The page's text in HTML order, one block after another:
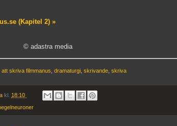
(Kapitel 2) »
© adastra media
att skriva filmmanus dramaturgi skrivande skriva
kl. 18:10